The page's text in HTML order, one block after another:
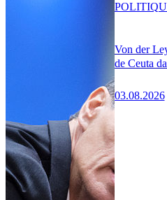
Von der
de Ceuta
03.08.2026